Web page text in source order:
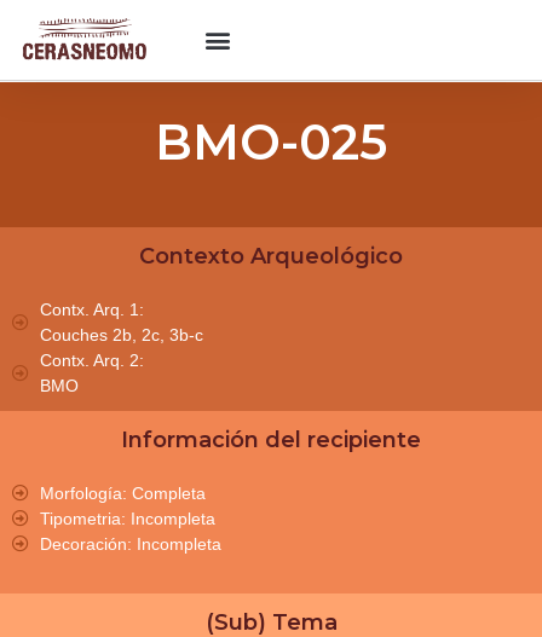
BMO-025
Contexto Arqueológico
Contx. Arq. 1:
Couches 2b, 2c, 3b-c
Contx. Arq. 2:
BMO
Información del recipiente
Morfología: Completa
Tipometria: Incompleta
Decoración: Incompleta
(Sub) Tema